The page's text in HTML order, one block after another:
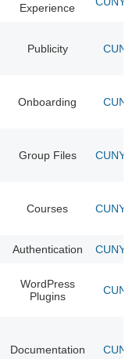
Experience
Publicity
Onboarding
Group Files CUNY
Courses CUNY
Authentication CUNY
WordPress
Plugins
Documentation